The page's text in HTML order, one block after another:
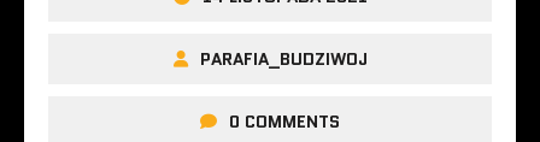
PARAFIA_BUDZIWOJ
0 COMMENTS